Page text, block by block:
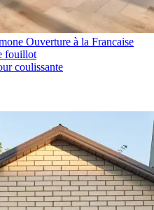
Ouverture à la Francaise
fouillot
coulissante